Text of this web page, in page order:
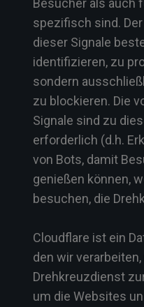
Besucher als auch
spezifisch sind.
dieser Signale
identifizieren, zu
sondern
zu blockieren. Die
Signale sind zu
erforderlich (d.h.
von Bots, damit
genießen können,
besuchen, die
Cloudflare ist ein
den wir
Drehkreuzdienst
um die Websites